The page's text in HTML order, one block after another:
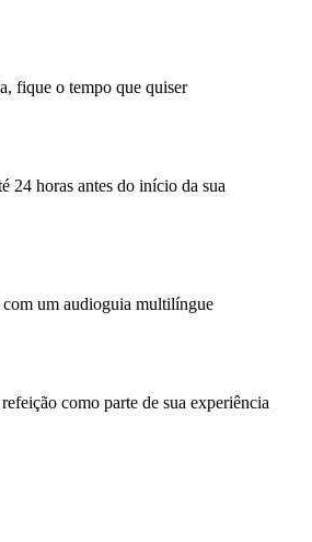
fique o tempo que quiser
24 horas antes do início da sua
um audioguia multilíngue
como parte de sua experiência